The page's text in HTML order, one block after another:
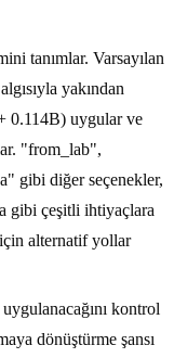
tanımlar. Varsayılan
yakından
0.114B) uygular ve
"from_lab",
gibi diğer seçenekler,
gibi çeşitli ihtiyaçlara
alternatif yollar
kontrol
dönüştürme şansı